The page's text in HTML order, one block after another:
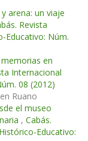
arena: un viaje
Revista
Educativo: Núm.
en
Internacional
08 (2012)
Ruano
el museo
, Cabás.
Educativo: